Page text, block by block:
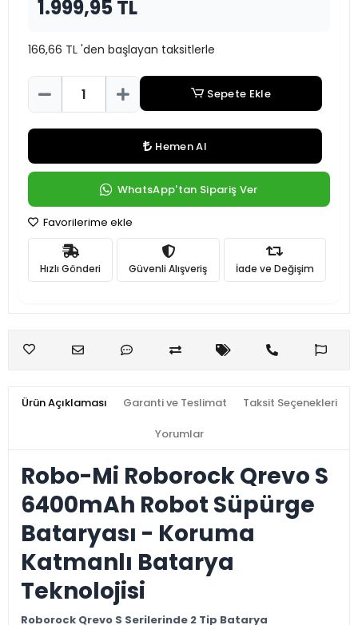
1.999,95 TL
166,66 TL 'den başlayan taksitlerle
Sepete Ekle
Hemen Al
WhatsApp'tan Sipariş Ver
Favorilerime ekle
Hızlı Gönderi Güvenli Alışveriş İade ve Değişim
Ürün Açıklaması Garanti ve Teslimat Taksit Seçenekleri
Yorumlar
Robo-Mi Roborock Qrevo S
6400mAh Robot Süpürge
Bataryası - Koruma
Katmanlı Batarya
Teknolojisi
Roborock Qrevo S Serilerinde 2 Tip Batarya